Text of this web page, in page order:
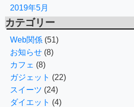
2019年5月
カテゴリー
Web関係 (51)
お知らせ (8)
カフェ (8)
ガジェット (22)
スイーツ (24)
ダイエット (4)